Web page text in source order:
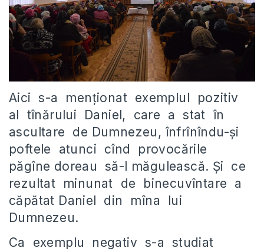
Aici s-a menţionat exemplul pozitiv
al tînărului Daniel, care a stat în
ascultare de Dumnezeu, înfrînîndu-şi
poftele atunci cînd provocările
păgîne doreau să-l măgulească. Şi ce
rezultat minunat de binecuvîntare a
căpătat Daniel din mîna lui
Dumnezeu.
Ca exemplu negativ s-a studiat